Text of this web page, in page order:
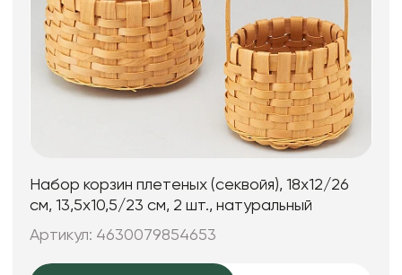
Набор корзин плетеных (секвойя), 18х12/26
см, 13,5х10,5/23 см, 2 шт., натуральный
Артикул: 4630079854653